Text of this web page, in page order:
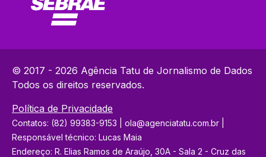
© 2017 - 2026 Agência Tatu de Jornalismo de Dados
Todos os direitos reservados.
Política de Privacidade
Contatos: (82) 99383-9153 | ola@agenciatatu.com.br |
Responsável técnico: Lucas Maia
Endereço: R. Elias Ramos de Araújo, 30A - Sala 2 - Cruz das